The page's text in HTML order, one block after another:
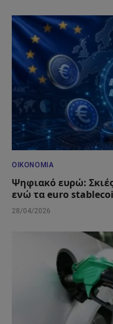
ΟΙΚΟΝΟΜΊΑ
Ψηφιακό ευρώ:
ενώ τα euro
28/04/2026